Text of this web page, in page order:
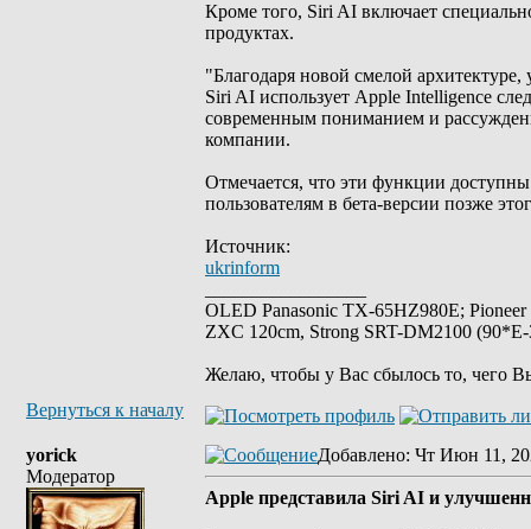
Кроме того, Siri AI включает
продуктах.
"Благодаря новой смелой
Siri AI использует Apple Intelligence
современным пониманием и
компании.
Отмечается, что эти функции
пользователям в бета-версии позже
Источник:
ukrinform
OLED Panasonic TX-65HZ980E;
ZXC 120cm, Strong SRT-DM2100
Желаю, чтобы у Вас сбылось то, чего
Вернуться к началу
yorick
Модератор
Добавлено: Чт Июн 11,
Apple представила Siri AI и